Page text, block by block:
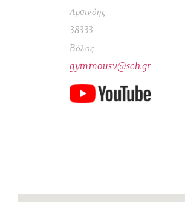
Αρσινόης
38333
Bόλος
gymmousv@sch.gr